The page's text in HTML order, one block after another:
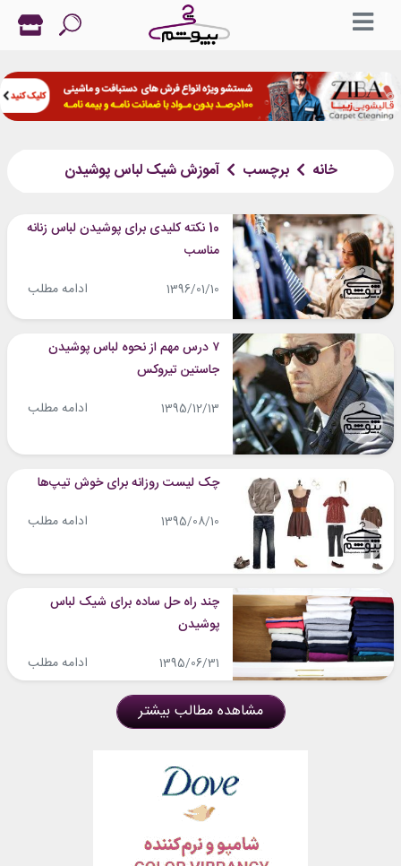
خانه برچسب آموزش شیک لباس پوشیدن
10 نکته کلیدی برای پوشیدن لباس زنانه
مناسب
1396/01/10 ادامه مطلب
۷ درس مهم از نحوه لباس پوشیدن
جاستین تیروکس
1395/12/13 ادامه مطلب
چک لیست روزانه برای خوش تیپ‌ها
1395/08/10 ادامه مطلب
چند راه حل ساده برای شیک لباس
پوشیدن
1395/06/31 ادامه مطلب
مشاهده مطالب بیشتر